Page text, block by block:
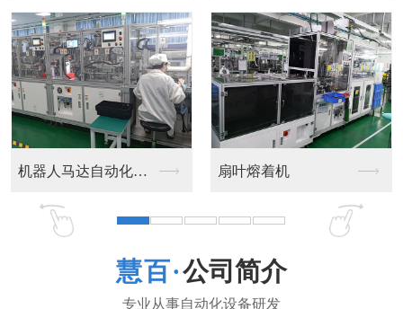
扇叶熔着机 马达自动化装配线
公司简介